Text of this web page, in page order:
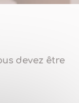
devez être